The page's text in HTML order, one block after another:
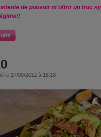
de pouvoir m'offrir un truc
le 17/09/2012 à 18:18